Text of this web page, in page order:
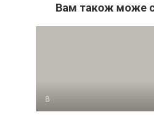
Вам також може
В